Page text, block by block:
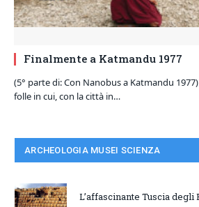
Finalmente a Katmandu 1977
(5° parte di: Con Nanobus a Katmandu
folle in cui, con la città in…
ARCHEOLOGIA MUSEI SCIENZA
L’affascinante Tuscia degli